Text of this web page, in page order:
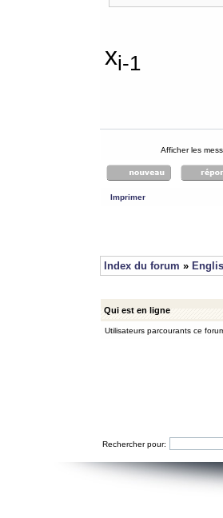
xi-1
Afficher les
Imprimer
Index du forum »
Qui est en ligne
Utilisateurs parcourants ce
Rechercher pour: